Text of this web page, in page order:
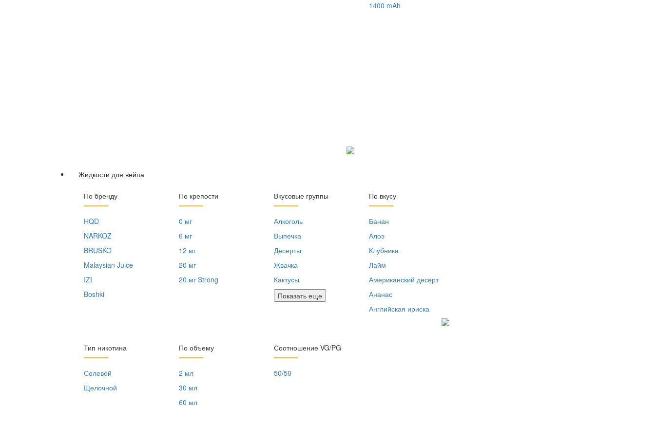
1400 mAh
Жидкости для вейпа
По бренду
HQD
NARKOZ
BRUSKO
Malaysian Juice
IZI
Boshki
По крепости
0 мг
6 мг
12 мг
20 мг
20 мг Strong
Вкусовые группы
Алкоголь
Выпечка
Десерты
Жвачка
Кактусы
Показать еще
По вкусу
Банан
Алоэ
Клубника
Лайм
Американский десерт
Ананас
Английская ириска
Тип никотина
Солевой
Щелочной
По объему
2 мл
30 мл
60 мл
Соотношение VG/PG
50/50